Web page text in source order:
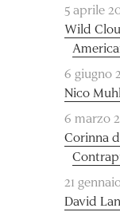
5 aprile
Wild
6 giugno
Nico
6 marzo
Corinna
21
David